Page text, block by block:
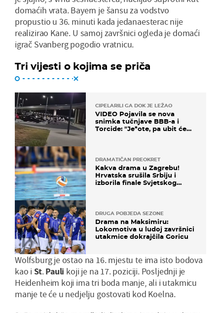
domaćih vrata. Bayern je šansu za vodstvo
propustio u 36. minuti kada jedanaesterac nije
realizirao Kane. U samoj završnici ogleda je domaći
igrač Svanberg pogodio vratnicu.
Tri vijesti o kojima se priča
CIPELARILI GA DOK JE LEŽAO
VIDEO Pojavila se nova
snimka tučnjave BBB-a i
Torcide: "Je*ote, pa ubit će
DRAMATIČAN PREOKRET
Kakva drama u Zagrebu!
Hrvatska srušila Srbiju i
izborila finale Svjetskog
DRUGA POBJEDA SEZONE
Drama na Maksimiru:
Lokomotiva u ludoj završnici
utakmice dokrajčila Goricu
Wolfsburg je ostao na 16. mjestu te ima isto bodova
kao i St.Pauli koji je na 17. poziciji. Posljednji je
Heidenheim koji ima tri boda manje, ali i utakmicu
manje te će u nedjelju gostovati kod Koelna.